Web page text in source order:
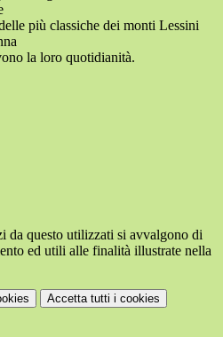
più classiche dei monti Lessini
la loro quotidianità.
da questo utilizzati si avvalgono di
ed utili alle finalità illustrate nella
Accetta tutti i cookies